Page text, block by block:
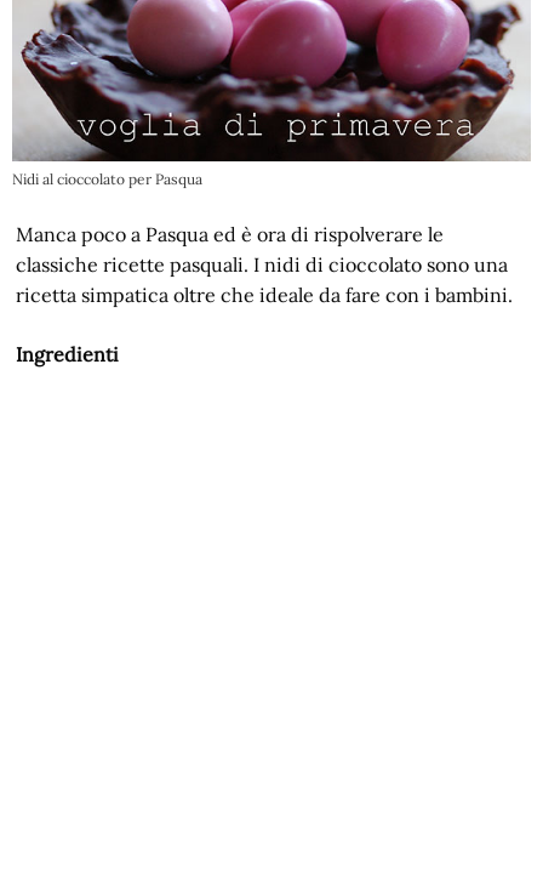
Nidi al cioccolato per Pasqua
Manca poco a Pasqua ed è ora di rispolverare le
classiche ricette pasquali. I nidi di cioccolato sono una
ricetta simpatica oltre che ideale da fare con i bambini.
Ingredienti